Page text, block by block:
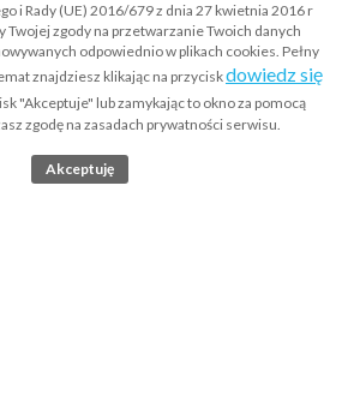
danych osobowych RODO
|BIGonline.pl
i Rady (UE) 2016/679 z dnia 27 kwietnia 2016 r
Twojej zgody na przetwarzanie Twoich danych
odpowiednio w plikach cookies. Pełny
znajdziesz klikając na przyciskdowiedz się
"Akceptuje" lub zamykając to okno za pomocą
zgodę na zasadach prywatności serwisu.
Akceptuję